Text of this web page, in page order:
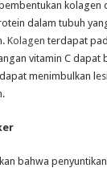
kolagen
dalam tubuh
Kolagen terdapat
vitamin C dapat
menimbulkan
bahwa